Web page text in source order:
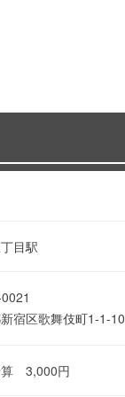
目駅
宿区歌舞伎町1-1-
算 3,000円